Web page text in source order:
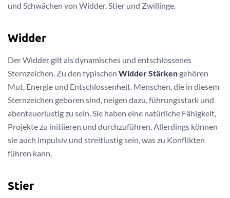
und Schwächen von Widder, Stier und Zwillinge.
Widder
Der Widder gilt als dynamisches und entschlossenes
Sternzeichen. Zu den typischen Widder Stärken gehören
Mut, Energie und Entschlossenheit. Menschen, die in diesem
Sternzeichen geboren sind, neigen dazu, führungsstark und
abenteuerlustig zu sein. Sie haben eine natürliche Fähigkeit,
Projekte zu initiieren und durchzuführen. Allerdings können
sie auch impulsiv und streitlustig sein, was zu Konflikten
führen kann.
Stier